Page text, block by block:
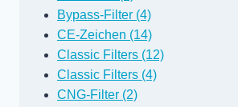
Bypass-Filter (4)
CE-Zeichen (14)
Classic Filters (12)
Classic Filters (4)
CNG-Filter (2)